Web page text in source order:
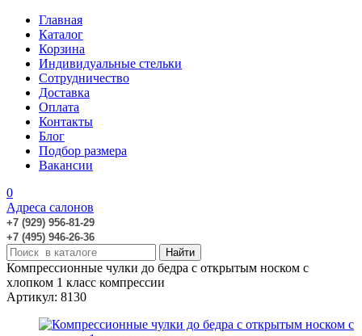
Главная
Каталог
Корзина
Индивидуальные стельки
Сотрудничество
Доставка
Оплата
Контакты
Блог
Подбор размера
Вакансии
0
Адреса салонов
+7 (929) 956-81-29
+7 (495) 946-26-36
Компрессионные чулки до бедра с открытым носком с
хлопком 1 класс компрессии
Артикул: 8130